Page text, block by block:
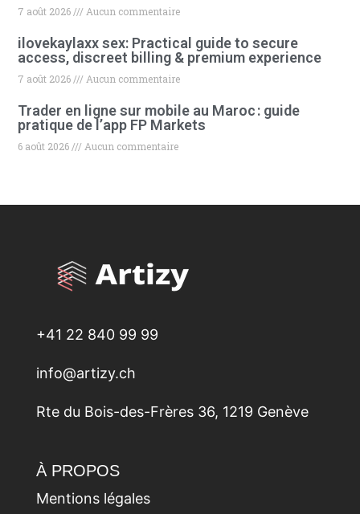
7 août 2026 Aucun commentaire
ilovekaylaxx sex: Practical guide to secure
access, discreet billing & premium experience
7 août 2026 Aucun commentaire
Trader en ligne sur mobile au Maroc : guide
pratique de l’app FP Markets
6 août 2026 Aucun commentaire
+41 22 840 99 99
info@artizy.ch
Rte du Bois-des-Frères 36, 1219 Genève
À PROPOS
Mentions légales